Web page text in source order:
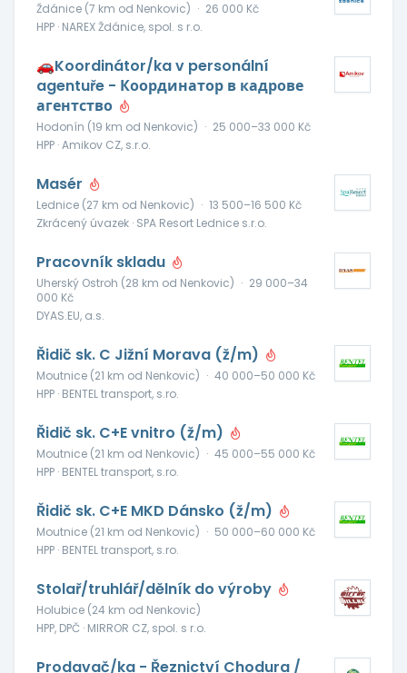
Ždánice (7 km od Nenkovic) · 26 000 Kč
HPP · NAREX Ždánice, spol. s r.o.
🚗Koordinátor/ka v personální
agentuře - Координатор в кадрове
агентство
Hodonín (19 km od Nenkovic) · 25 000–33 000 Kč
HPP · Amikov CZ, s.r.o.
Masér
Lednice (27 km od Nenkovic) · 13 500–16 500 Kč
Zkrácený úvazek · SPA Resort Lednice s.r.o.
Pracovník skladu
Uherský Ostroh (28 km od Nenkovic) · 29 000–34
000 Kč
DYAS.EU, a.s.
Řidič sk. C Jižní Morava (ž/m)
Moutnice (21 km od Nenkovic) · 40 000–50 000 Kč
HPP · BENTEL transport, s.ro.
Řidič sk. C+E vnitro (ž/m)
Moutnice (21 km od Nenkovic) · 45 000–55 000 Kč
HPP · BENTEL transport, s.ro.
Řidič sk. C+E MKD Dánsko (ž/m)
Moutnice (21 km od Nenkovic) · 50 000–60 000 Kč
HPP · BENTEL transport, s.ro.
Stolař/truhlář/dělník do výroby
Holubice (24 km od Nenkovic)
HPP, DPČ · MIRROR CZ, spol. s r.o.
Prodavač/ka - Řeznictví Chodura /